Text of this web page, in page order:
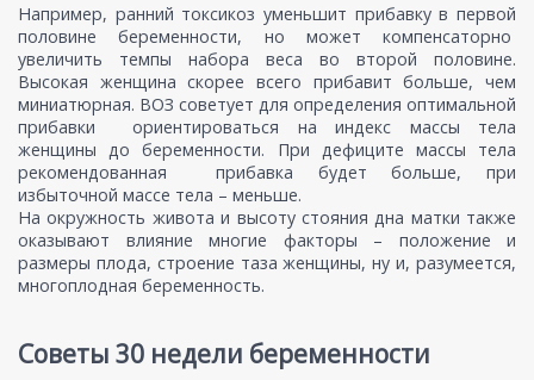
Например, ранний токсикоз уменьшит прибавку в первой
половине беременности, но может компенсаторно
увеличить темпы набора веса во второй половине.
Высокая женщина скорее всего прибавит больше, чем
миниатюрная. ВОЗ советует для определения оптимальной
прибавки ориентироваться на индекс массы тела
женщины до беременности. При дефиците массы тела
рекомендованная прибавка будет больше, при
избыточной массе тела – меньше.
На окружность живота и высоту стояния дна матки также
оказывают влияние многие факторы – положение и
размеры плода, строение таза женщины, ну и, разумеется,
многоплодная беременность.
Советы 30 недели беременности